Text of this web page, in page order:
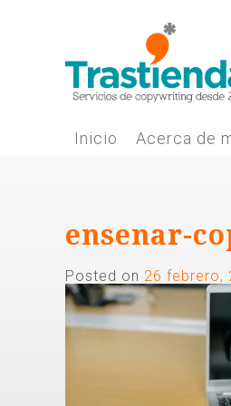
Inicio Acerca de
ensenar-
Posted on 26 febrero,